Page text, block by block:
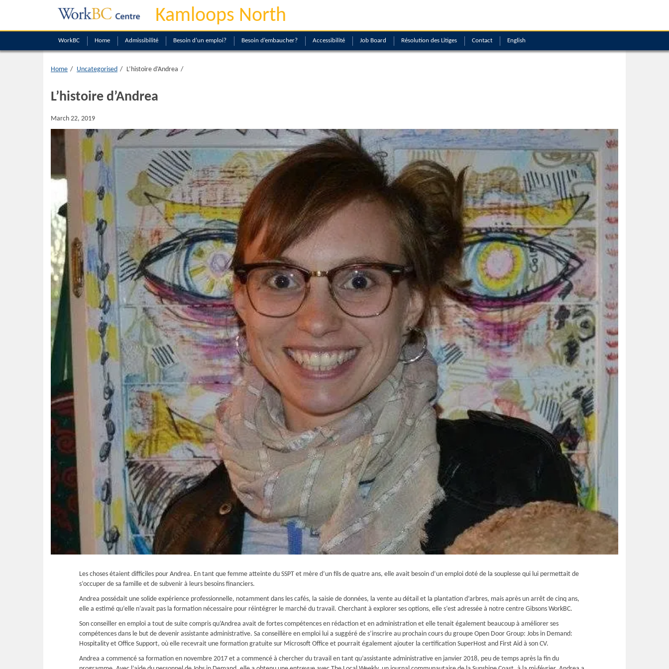
Kamloops North
WorkBC Home Admissibilité Besoin d’un emploi? Besoin d’embaucher? Accessibilité Job Board Résolution des Litiges Contact English
Home Uncategorised L’histoire d’Andrea
L’histoire d’Andrea
March 22, 2019
Les choses étaient difficiles pour Andrea. En tant que femme atteinte du SSPT et mère d’un fils de quatre ans, elle avait besoin d’un emploi doté de la souplesse qui lui permettait de
s’occuper de sa famille et de subvenir à leurs besoins financiers.
Andrea possédait une solide expérience professionnelle, notamment dans les cafés, la saisie de données, la vente au détail et la plantation d’arbres, mais après un arrêt de cinq ans,
elle a estimé qu’elle n’avait pas la formation nécessaire pour réintégrer le marché du travail. Cherchant à explorer ses options, elle s’est adressée à notre centre Gibsons WorkBC.
Son conseiller en emploi a tout de suite compris qu’Andrea avait de fortes compétences en rédaction et en administration et elle tenait également beaucoup à améliorer ses
compétences dans le but de devenir assistante administrative. Sa conseillère en emploi lui a suggéré de s’inscrire au prochain cours du groupe Open Door Group: Jobs in Demand:
Hospitality et Office Support, où elle recevrait une formation gratuite sur Microsoft Office et pourrait également ajouter la certification SuperHost and First Aid à son CV.
Andrea a commencé sa formation en novembre 2017 et a commencé à chercher du travail en tant qu’assistante administrative en janvier 2018, peu de temps après la fin du